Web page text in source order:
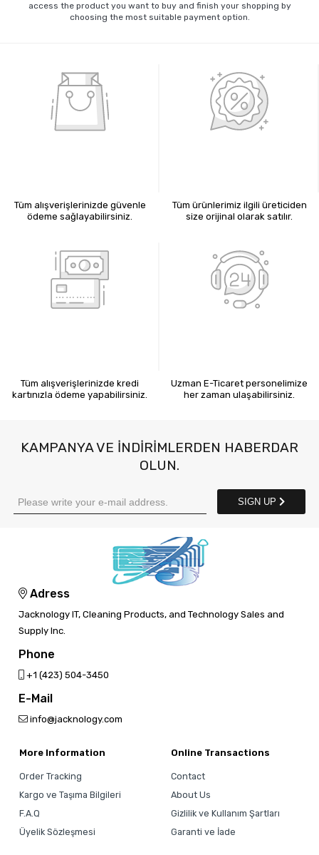
access the product you want to buy and finish your shopping by
choosing the most suitable payment option.
Tüm alışverişlerinizde güvenle
ödeme sağlayabilirsiniz.
Tüm ürünlerimiz ilgili üreticiden
size orijinal olarak satılır.
Tüm alışverişlerinizde kredi
kartınızla ödeme yapabilirsiniz.
Uzman E-Ticaret personelimize
her zaman ulaşabilirsiniz.
KAMPANYA VE INDIRIMLERDEN HABERDAR
OLUN.
SIGN UP
Adress
Jacknology IT, Cleaning Products, and Technology Sales and
Supply Inc.
Phone
‎+1 (423) 504-3450
E-Mail
info@jacknology.com
More Information
Order Tracking
Kargo ve Taşıma Bilgileri
F.A.Q
Üyelik Sözleşmesi
Online Transactions
Contact
About Us
Gizlilik ve Kullanım Şartları
Garanti ve İade